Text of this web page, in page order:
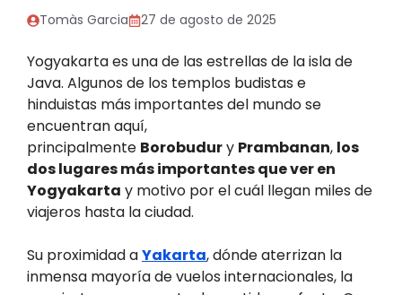
Tomàs Garcia 27 de agosto de 2025
Yogyakarta es una de las estrellas de la isla de
Java. Algunos de los templos budistas e
hinduistas más importantes del mundo se
encuentran aquí,
principalmente Borobudury Prambanan, los
dos lugares más importantes que ver en
Yogyakarta y motivo por el cuál llegan miles de
viajeros hasta la ciudad.
Su proximidad aYakarta, dónde aterrizan la
inmensa mayoría de vuelos internacionales, la